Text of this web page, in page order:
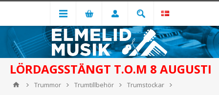
LÖRDAGSSTÄNGT T.O.M 8 AUGUSTI
Trummor Trumtillbehör
Trumstockar